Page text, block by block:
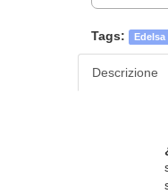
Tags: Edelsa
Descrizione